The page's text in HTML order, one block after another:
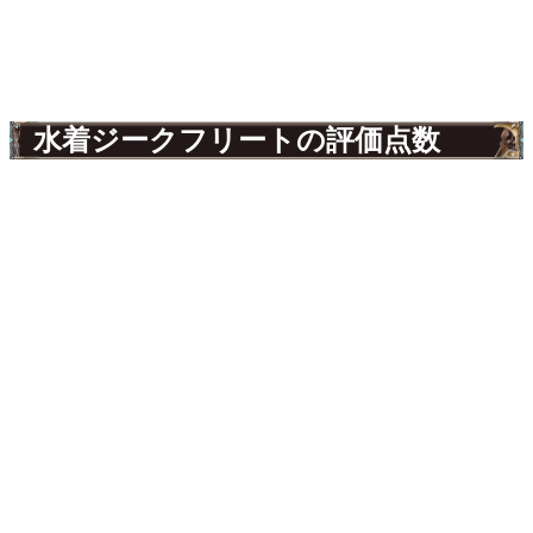
水着ジークフリートの評価点数